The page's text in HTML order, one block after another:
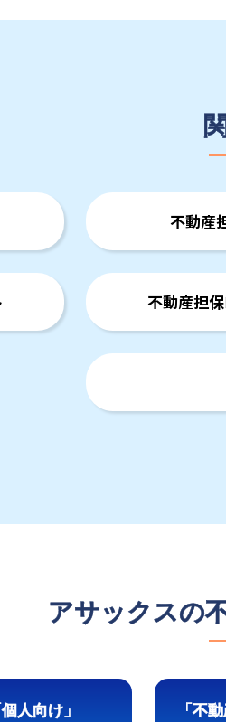
不動産
不動産担
アサックスの
個人向け」
「不